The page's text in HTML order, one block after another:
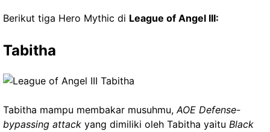
Berikut tiga Hero Mythic di League of Angel III:
Tabitha
Tabitha mampu membakar musuhmu,AOE Defense-
bypassing attack yang dimiliki oleh Tabitha yaitu Black